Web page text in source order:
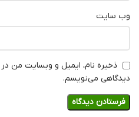
وب‌ سایت
ذخیره نام، ایمیل و وبسایت من در
دیدگاهی می‌نویسم.